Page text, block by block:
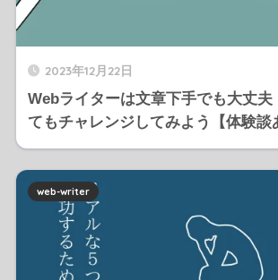
2023年12月22日
Webライターは文章下手でも大丈夫
てもチャレンジしてみよう【体験談
web-writer